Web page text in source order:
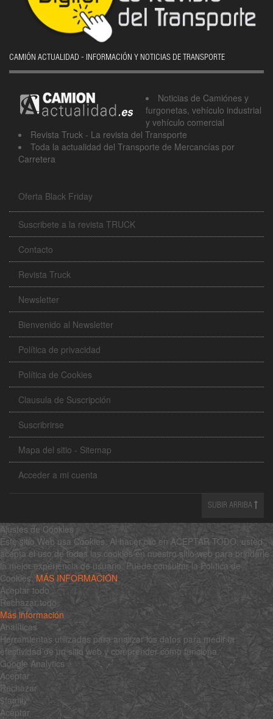
CAMIÓN ACTUALIDAD - INFORMACIÓN Y NOTICIAS DE TRANSPORTE
Noticias de Camiónes y
furgonetas, vehículo industrial
y vehículo comercial
Revista Truck - La revista del Transporte
Toda la actualidad del Transporte de Mercancías por
Carretera
Oferta Black Friday
Suscribete a la revista TRUCK
Contacto
Revista Truck
Newsletter
Bienvenido al Newsletter
Política de privacidad
Política de Cookies
Clausula de Suscripción
Suscribrirse
Mapa del sitio - Sitemap
Acceder a mi cuenta
SUBIR ARRIBA
Ajustes de Cookies
Este sitio Web usa Cookies. Al hacer clic en ACEPTAR TODO, usted
acepta el uso de todas las cookies en nuestro sitio web para brindarle
la mejor experiencia de usuario. Puede consultar la Política de
Cookies: MÁS INFORMACIÓN
Aceptar todo
Rechazar todo
Más información
Analíticas
Herramientas utilizadas para analizar los datos para medir la
efectividad de un sitio web y comprender cómo funciona.
Google Analytics
Aceptar
Rechazar
$family
Aceptar